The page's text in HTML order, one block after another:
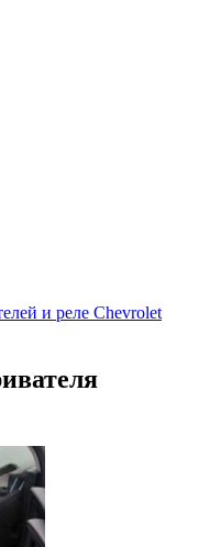
и реле Chevrolet